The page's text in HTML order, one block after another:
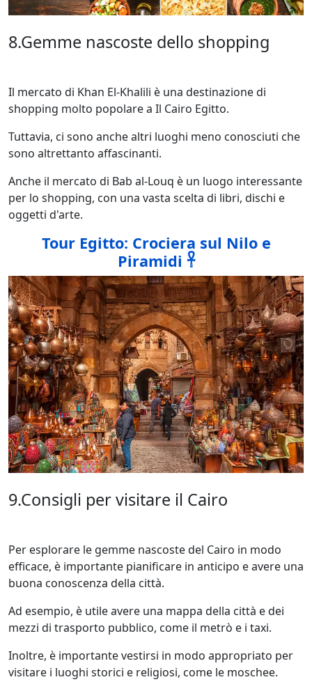
8.Gemme nascoste dello shopping
Il mercato di Khan El-Khalili è una destinazione di
shopping molto popolare a Il Cairo Egitto.
Tuttavia, ci sono anche altri luoghi meno conosciuti che
sono altrettanto affascinanti.
Anche il mercato di Bab al-Louq è un luogo interessante
per lo shopping, con una vasta scelta di libri, dischi e
oggetti d'arte.
Tour Egitto: Crociera sul Nilo e
Piramidi 𓋹
9.Consigli per visitare il Cairo
Per esplorare le gemme nascoste del Cairo in modo
efficace, è importante pianificare in anticipo e avere una
buona conoscenza della città.
Ad esempio, è utile avere una mappa della città e dei
mezzi di trasporto pubblico, come il metrò e i taxi.
Inoltre, è importante vestirsi in modo appropriato per
visitare i luoghi storici e religiosi, come le moschee.